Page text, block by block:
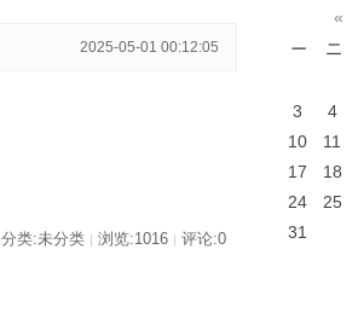
2025-05-01 00:12:05
分类:未分类 | 浏览:1016 | 评论:0
«
一 二
3
4
10
11
17
18
24
25
31